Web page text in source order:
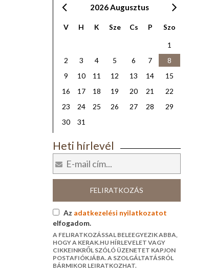
2026Augusztus
V H K Sze Cs P Szo
1
2
3 4 5 6 7
8
9
10 11 12 13 14
15
16
17 18 19 20 21
22
23
24 25 26 27 28
29
30
31
Heti hírlevél
FELIRATKOZÁS
Az adatkezelési nyilatkozatot
elfogadom.
A FELIRATKOZÁSSAL BELEEGYEZIK ABBA,
HOGY A KERAK.HU HÍRLEVELET VAGY
CIKKEINKRŐL SZÓLÓ ÜZENETET KAPJON
POSTAFIÓKJÁBA. A SZOLGÁLTATÁSRÓL
BÁRMIKOR LEIRATKOZHAT.